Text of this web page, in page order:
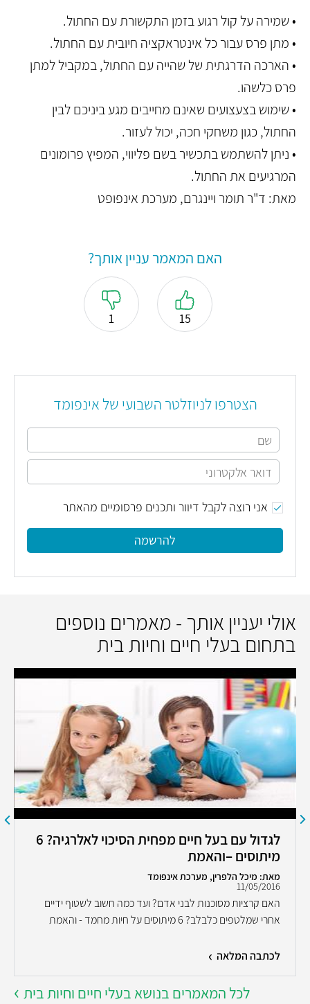
• שמירה על קול רגוע בזמן התקשורת עם החתול.
• מתן פרס עבור כל אינטראקציה חיובית עם החתול.
• הארכה הדרגתית של שהייה עם החתול, במקביל למתן
פרס כלשהו.
• שימוש בצעצועים שאינם מחייבים מגע ביניכם לבין
החתול, כגון משחקי חכה, יכול לעזור.
• ניתן להשתמש בתכשיר בשם פליווי, המפיץ פרומונים
המרגיעים את החתול.
מאת: ד"ר תומר ויינגרם, מערכת אינפופט
האם המאמר עניין אותך?
15
1
הצטרפו לניוזלטר השבועי של אינפומד
אני רוצה לקבל דיוור ותכנים פרסומיים מהאתר
להרשמה
אולי יעניין אותך - מאמרים נוספים
בתחום בעלי חיים וחיות בית
לגדול עם בעל חיים מפחית הסיכוי לאלרגיה? 6
מיתוסים –והאמת
מאת: מיכל הלפרין, מערכת אינפומד
11/05/2016
האם קרציות מסוכנות לבני אדם? ועד כמה חשוב לשטוף ידיים
אחרי שמלטפים כלבלב? 6 מיתוסים על חיות מחמד - והאמת
לכתבה המלאה
לכל המאמרים בנושא בעלי חיים וחיות בית